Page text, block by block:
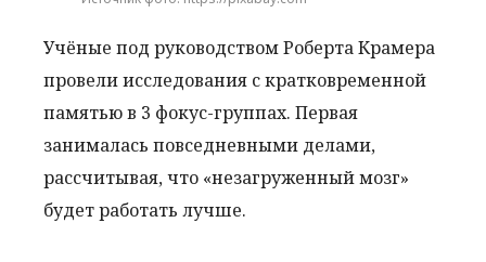
Учёные под руководством Роберта Крамера
провели исследования с кратковременной
памятью в 3 фокус-группах. Первая
занималась повседневными делами,
рассчитывая, что «незагруженный мозг»
будет работать лучше.